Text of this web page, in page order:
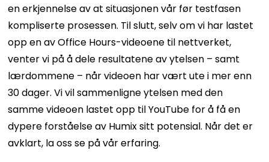
en erkjennelse av at situasjonen vår før testfasen
kompliserte prosessen. Til slutt, selv om vi har lastet
opp en av Office Hours-videoene til nettverket,
venter vi på å dele resultatene av ytelsen – samt
lærdommene – når videoen har vært ute i mer enn
30 dager. Vi vil sammenligne ytelsen med den
samme videoen lastet opp til YouTube for å få en
dypere forståelse av Humix sitt potensial. Når det er
avklart, la oss se på vår erfaring.